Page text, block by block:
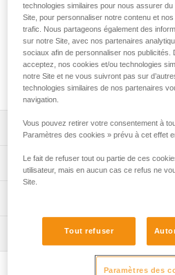
La magnésie liquide non volatile
l'adhérence des mains sur toutes
Grâce à son séchage rapide, elle
mains en quelques secondes.
magnésie en poudre POWER
complément.
Descriptif
Améliore l’adhérence des
d’escalade.
Peut être utilisée avec de la
pour encore plus d’efficacité.
Spécifications techniques
Spécifications référence(s)
Référence : S035AA00
Télécharger le pdf Info
Inspection
technologies similaires pour nous assurer
Site, pour personnaliser notre contenu et
trafic. Nous partageons également des
sur notre Site, avec nos partenaires
sociaux afin de personnaliser nos publicités.
acceptez, nos cookies et/ou technologies
notre Site et ne vous suivront pas sur
technologies similaires de nos partenaires
navigation.
Vous pouvez retirer votre consentement à
Paramètres des cookies » prévu à cet effet
Le fait de refuser tout ou partie de ces
utilisateur, mais en aucun cas ce refus ne
Site.
Tout refuser
Paramètres des